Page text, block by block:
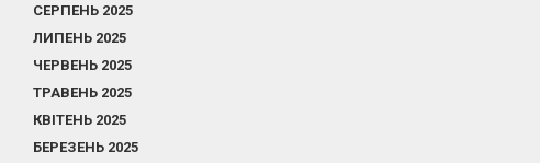
СЕРПЕНЬ 2025
ЛИПЕНЬ 2025
ЧЕРВЕНЬ 2025
ТРАВЕНЬ 2025
КВІТЕНЬ 2025
БЕРЕЗЕНЬ 2025